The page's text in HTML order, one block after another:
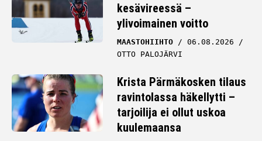
kesävireessä –
ylivoimainen voitto
MAASTOHIIHTO
06.08.2026
OTTO PALOJÄRVI
Krista Pärmäkosken tilaus
ravintolassa häkellytti –
tarjoilija ei ollut uskoa
kuulemaansa